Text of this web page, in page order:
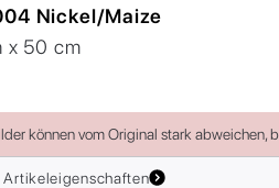
Nickel/Maize
x 50 cm
können vom Original stark abweichen,
Artikeleigenschaften